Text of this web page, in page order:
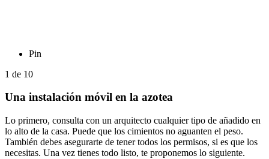
Pin
1 de 10
Una instalación móvil en la azotea
Lo primero, consulta con un arquitecto cualquier tipo de añadido en
lo alto de la casa. Puede que los cimientos no aguanten el peso.
También debes asegurarte de tener todos los permisos, si es que los
necesitas. Una vez tienes todo listo, te proponemos lo siguiente.